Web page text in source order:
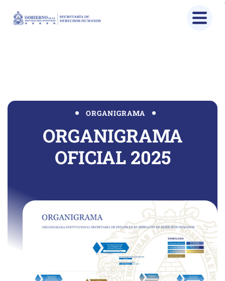
ORGANIGRAMA
ORGANIGRAMA
OFICIAL 2025